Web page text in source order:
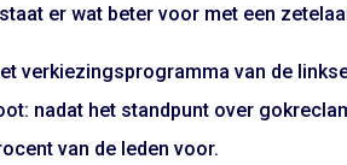
er wat beter voor met een
verkiezingsprogramma van de
nadat het standpunt over
van de leden voor.